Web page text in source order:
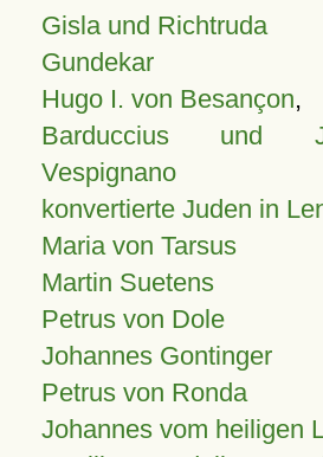
Gisla und Richtruda
Gundekar
Hugo I. von Besançon,
Barduccius und
Vespignano
konvertierte Juden in
Maria von Tarsus
Martin Suetens
Petrus von Dole
Johannes Gontinger
Petrus von Ronda
Johannes vom heiligen